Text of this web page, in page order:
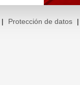
| Protección de datos |